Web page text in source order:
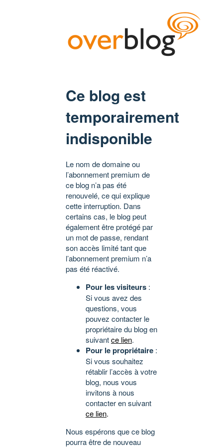
Ce blog est
temporairement
indisponible
Le nom de domaine ou
l’abonnement premium de
ce blog n’a pas été
renouvelé, ce qui explique
cette interruption. Dans
certains cas, le blog peut
également être protégé par
un mot de passe, rendant
son accès limité tant que
l’abonnement premium n’a
pas été réactivé.
Pour les visiteurs :
Si vous avez des
questions, vous
pouvez contacter le
propriétaire du blog en
suivantce lien.
Pour le propriétaire :
Si vous souhaitez
rétablir l’accès à votre
blog, nous vous
invitons à nous
contacter en suivant
ce lien.
Nous espérons que ce blog
pourra être de nouveau